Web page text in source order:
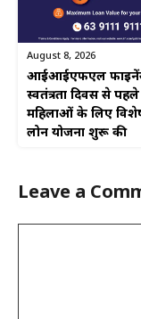
August 8, 2026
आईआईएफएल
स्वतंत्रता दिवस से पहले
महिलाओं के लिए
लोन योजना शुरू की
Leave a